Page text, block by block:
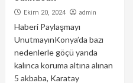
Ekim 20, 2024 admin
Haberi Paylaşmayı
UnutmayınKonya’da bazı
nedenlerle göçü yarıda
kalınca koruma altına alınan
5 akbaba, Karatay